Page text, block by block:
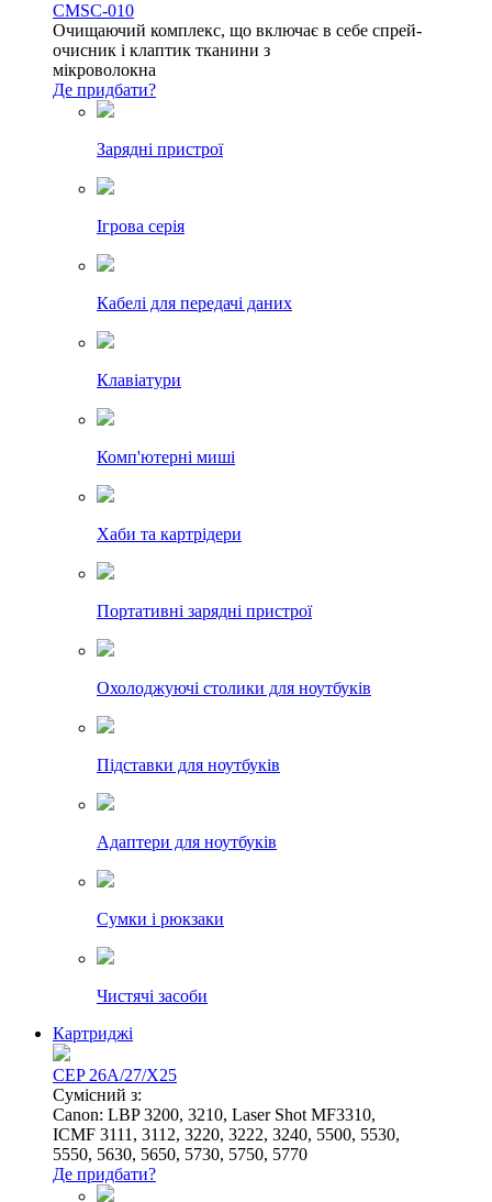
CMSC-010
Очищаючий комплекс, що включає в себе спрей-
очисник і клаптик тканини з
мікроволокна
Де придбати?
Зарядні пристрої
Ігрова серія
Кабелі для передачі даних
Клавіатури
Комп'ютерні миші
Хаби та картрідери
Портативні зарядні пристрої
Охолоджуючі столики для ноутбуків
Підставки для ноутбуків
Адаптери для ноутбуків
Сумки і рюкзаки
Чистячі засоби
Картриджі
CEP 26A/27/X25
Сумісний з:
Canon: LBP 3200, 3210, Laser Shot MF3310,
ICMF 3111, 3112, 3220, 3222, 3240, 5500, 5530,
5550, 5630, 5650, 5730, 5750, 5770
Де придбати?